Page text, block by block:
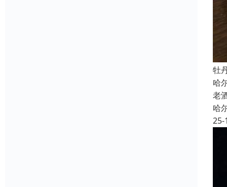
牡
哈
老
哈
25-